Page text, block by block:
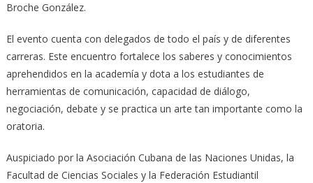
Broche González.
El evento cuenta con delegados de todo el país y de diferentes
carreras. Este encuentro fortalece los saberes y conocimientos
aprehendidos en la academía y dota a los estudiantes de
herramientas de comunicación, capacidad de diálogo,
negociación, debate y se practica un arte tan importante como la
oratoria.
Auspiciado por la Asociación Cubana de las Naciones Unidas, la
Facultad de Ciencias Sociales y la Federación Estudiantil